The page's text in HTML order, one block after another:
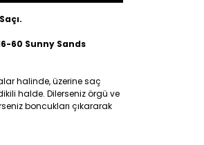
60 Sunny Sands
halinde, üzerine saç
halde. Dilerseniz örgü ve
boncukları çıkararak